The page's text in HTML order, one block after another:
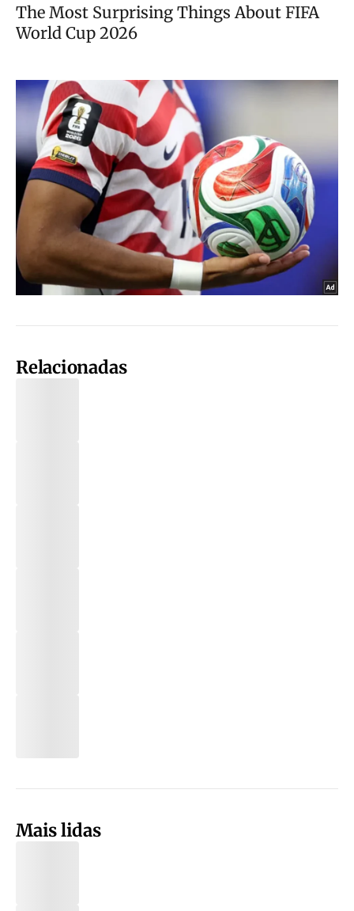
Relacionadas
Mais lidas